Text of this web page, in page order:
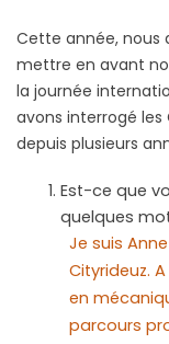
Cette année, nous
mettre en avant
la journée
avons interrogé les
depuis plusieurs
Est-ce que
quelques
Je suis
Cityrideuz.
en
parcours